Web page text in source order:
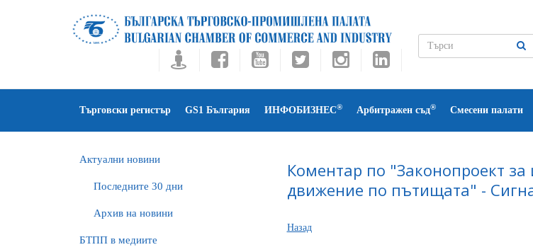
Търговски регистър GS1 България ИНФОБИЗНЕС® Арбитражен съд® Смесени палати
Актуални новини
Последните 30 дни
Архив на новини
БTПП в медиите
Коментар по "Законопроект
движение по пътищата" -
Назад